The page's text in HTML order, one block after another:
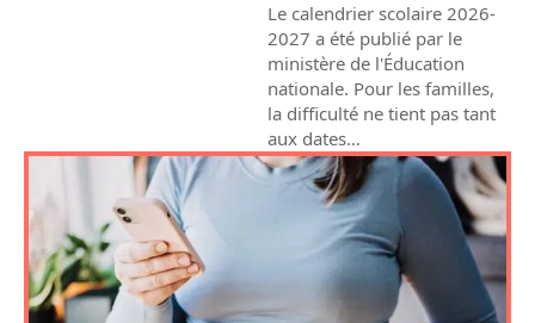
Le calendrier scolaire 2026-
2027 a été publié par le
ministère de l'Éducation
nationale. Pour les familles,
la difficulté ne tient pas tant
aux dates…